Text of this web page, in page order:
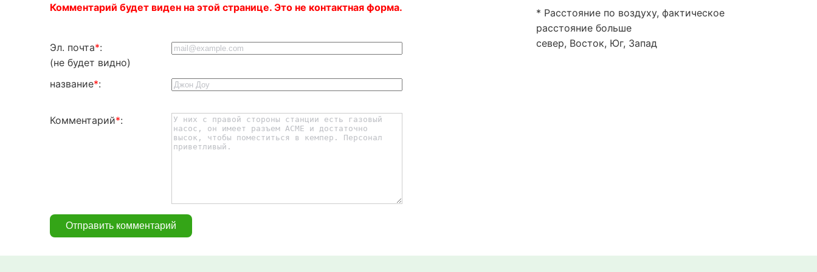
Комментарий будет виден на этой странице. Это не контактная форма.
Эл. почта*:
(не будет видно)
название*:
Комментарий*:
* Расстояние по воздуху, фактическое
расстояние больше
север, Восток, Юг, Запад